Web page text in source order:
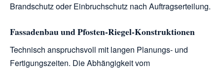
Brandschutz oder Einbruchschutz nach Auftragserteilung.
Fassadenbau und Pfosten-Riegel-Konstruktionen
Technisch anspruchsvoll mit langen Planungs- und
Fertigungszeiten. Die Abhängigkeit vom